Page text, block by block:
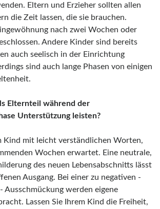
Eltern und Erzieher sollten allen
die Zeit lassen, die sie brauchen.
nach zwei Wochen oder
Andere Kinder sind bereits
auch seelisch in der Einrichtung
sind auch lange Phasen von einigen
Elternteil während der
Unterstützung leisten?
Kind mit leicht verständlichen Worten,
Wochen erwartet. Eine neutrale,
des neuen Lebensabschnitts lässt
Ausgang. Bei einer zu negativen -
Ausschmückung werden eigene
Lassen Sie Ihrem Kind die Freiheit,